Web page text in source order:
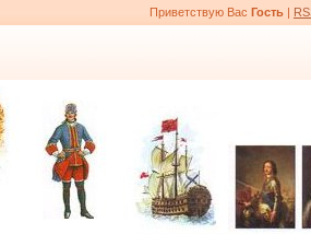
Приветствую Вас Гость |